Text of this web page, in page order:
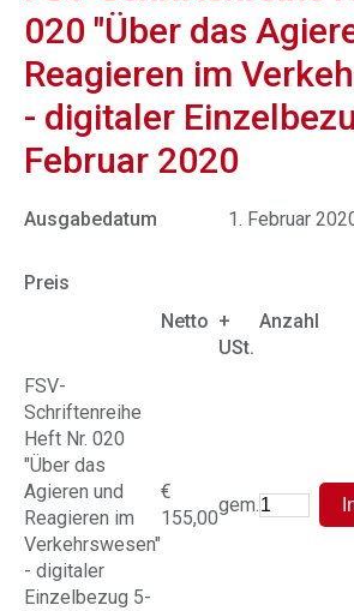
020 "Über das
Reagieren im
- digitaler
Februar 2020
Ausgabedatum 1. Februar
Preis
Netto +
USt.
Anzahl
FSV-
Schriftenreihe
Heft Nr. 020
"Über das
Agieren und
Reagieren im
Verkehrswesen"
- digitaler
Einzelbezug 5-
€
155,00
gem.